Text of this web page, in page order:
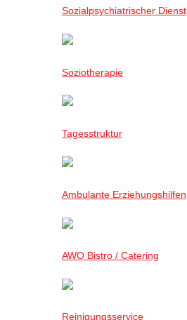
Sozialpsychiatrischer Dienst
Soziotherapie
Tagesstruktur
Ambulante Erziehungshilfen
AWO Bistro / Catering
Reinigungsservice